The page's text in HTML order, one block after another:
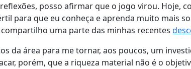
posso afirmar que o jogo virou. Hoje,
para que eu conheça e aprenda muito mais
uma parte das minhas recentes
da área para me tornar, aos poucos, um
porém, que a riqueza material não é o